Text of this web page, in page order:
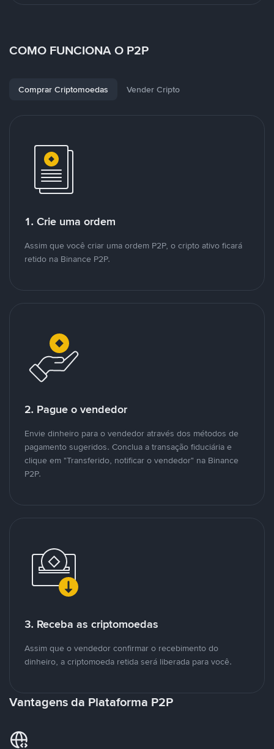
COMO FUNCIONA O P2P
Comprar Criptomoedas Vender Cripto
1. Crie uma ordem
Assim que você criar uma ordem P2P, o cripto ativo ficará
retido na Binance P2P.
2. Pague o vendedor
Envie dinheiro para o vendedor através dos métodos de
pagamento sugeridos. Conclua a transação fiduciária e
clique em "Transferido, notificar o vendedor" na Binance
P2P.
3. Receba as criptomoedas
Assim que o vendedor confirmar o recebimento do
dinheiro, a criptomoeda retida será liberada para você.
Vantagens da Plataforma P2P